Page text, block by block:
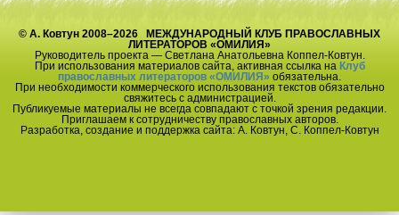
© А. Ковтун 2008–2026 МЕЖДУНАРОДНЫЙ КЛУБ ПРАВОСЛАВНЫХ
ЛИТЕРАТОРОВ «ОМИЛИЯ»
Руководитель проекта — Светлана Анатольевна Коппел-Ковтун.
При использования материалов сайта, активная ссылка на Клуб
православных литераторов «ОМИЛИЯ» обязательна.
При необходимости коммерческого использования текстов обязательно
свяжитесь с администрацией.
Публикуемые материалы не всегда совпадают с точкой зрения редакции.
Приглашаем к сотрудничеству православных авторов.
Разработка, создание и поддержка сайта: А. Ковтун, С. Коппел-Ковтун